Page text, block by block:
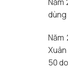
dùng
Năm
50